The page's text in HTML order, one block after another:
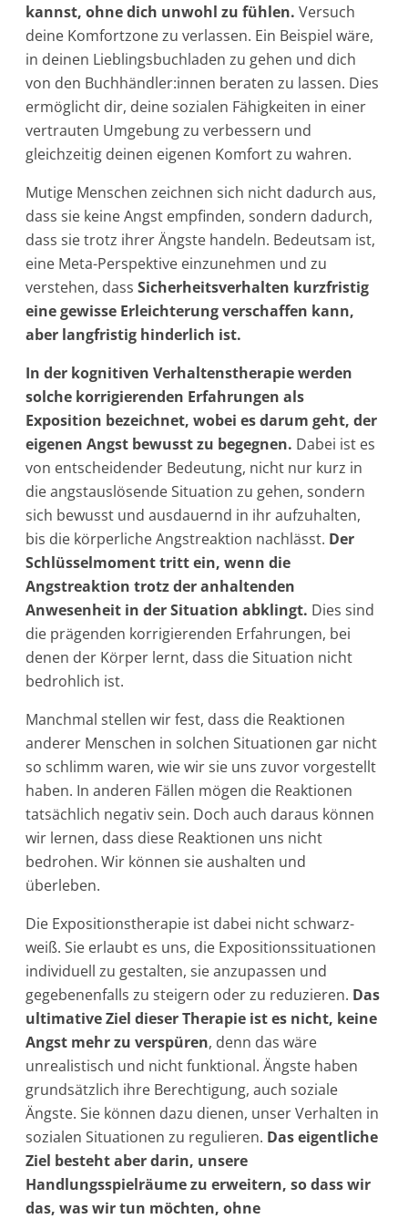
kannst, ohne dich unwohl zu fühlen. Versuch
deine Komfortzone zu verlassen. Ein Beispiel wäre,
in deinen Lieblingsbuchladen zu gehen und dich
von den Buchhändler:innen beraten zu lassen. Dies
ermöglicht dir, deine sozialen Fähigkeiten in einer
vertrauten Umgebung zu verbessern und
gleichzeitig deinen eigenen Komfort zu wahren.
Mutige Menschen zeichnen sich nicht dadurch aus,
dass sie keine Angst empfinden, sondern dadurch,
dass sie trotz ihrer Ängste handeln. Bedeutsam ist,
eine Meta-Perspektive einzunehmen und zu
verstehen, dass Sicherheitsverhalten kurzfristig
eine gewisse Erleichterung verschaffen kann,
aber langfristig hinderlich ist.
In der kognitiven Verhaltenstherapie werden
solche korrigierenden Erfahrungen als
Exposition bezeichnet, wobei es darum geht, der
eigenen Angst bewusst zu begegnen. Dabei ist es
von entscheidender Bedeutung, nicht nur kurz in
die angstauslösende Situation zu gehen, sondern
sich bewusst und ausdauernd in ihr aufzuhalten,
bis die körperliche Angstreaktion nachlässt. Der
Schlüsselmoment tritt ein, wenn die
Angstreaktion trotz der anhaltenden
Anwesenheit in der Situation abklingt. Dies sind
die prägenden korrigierenden Erfahrungen, bei
denen der Körper lernt, dass die Situation nicht
bedrohlich ist.
Manchmal stellen wir fest, dass die Reaktionen
anderer Menschen in solchen Situationen gar nicht
so schlimm waren, wie wir sie uns zuvor vorgestellt
haben. In anderen Fällen mögen die Reaktionen
tatsächlich negativ sein. Doch auch daraus können
wir lernen, dass diese Reaktionen uns nicht
bedrohen. Wir können sie aushalten und
überleben.
Die Expositionstherapie ist dabei nicht schwarz-
weiß. Sie erlaubt es uns, die Expositionssituationen
individuell zu gestalten, sie anzupassen und
gegebenenfalls zu steigern oder zu reduzieren. Das
ultimative Ziel dieser Therapie ist es nicht, keine
Angst mehr zu verspüren, denn das wäre
unrealistisch und nicht funktional. Ängste haben
grundsätzlich ihre Berechtigung, auch soziale
Ängste. Sie können dazu dienen, unser Verhalten in
sozialen Situationen zu regulieren. Das eigentliche
Ziel besteht aber darin, unsere
Handlungsspielräume zu erweitern, so dass wir
das, was wir tun möchten, ohne